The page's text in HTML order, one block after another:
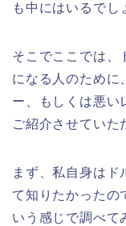
も中にはいるでし
そこでここでは、
になる人のために
ー、もしくは悪い
ご紹介させていた
まず、私自身はド
て知りたかった
いう感じで調べて